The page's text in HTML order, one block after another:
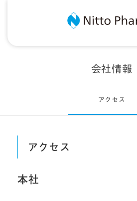
会社情報
アクセス
アクセス
本社